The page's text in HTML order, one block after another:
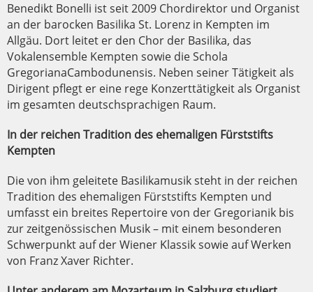
Benedikt Bonelli ist seit 2009 Chordirektor und Organist
an der barocken Basilika St. Lorenz in Kempten im
Allgäu. Dort leitet er den Chor der Basilika, das
Vokalensemble Kempten sowie die Schola
GregorianaCambodunensis. Neben seiner Tätigkeit als
Dirigent pflegt er eine rege Konzerttätigkeit als Organist
im gesamten deutschsprachigen Raum.
In der reichen Tradition des ehemaligen Fürststifts
Kempten
Die von ihm geleitete Basilikamusik steht in der reichen
Tradition des ehemaligen Fürststifts Kempten und
umfasst ein breites Repertoire von der Gregorianik bis
zur zeitgenössischen Musik – mit einem besonderen
Schwerpunkt auf der Wiener Klassik sowie auf Werken
von Franz Xaver Richter.